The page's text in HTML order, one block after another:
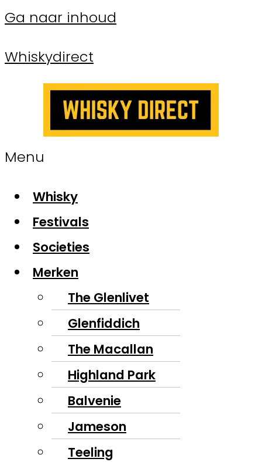
Ga naar inhoud
Whiskydirect
Menu
Whisky
Festivals
Societies
Merken
The Glenlivet
Glenfiddich
The Macallan
Highland Park
Balvenie
Jameson
Teeling